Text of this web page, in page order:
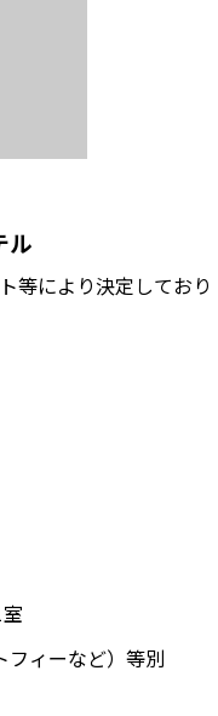
ル
等により決定しており
室
フィーなど）等別